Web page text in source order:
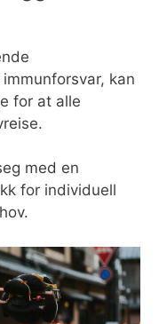
kan
for at alle
med en
for individuell